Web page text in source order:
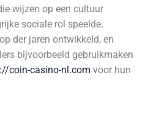
wijzen op een cultuur
sociale rol speelde.
der jaren ontwikkeld, en
bijvoorbeeld gebruikmaken
coin-casino-nl.com voor hun